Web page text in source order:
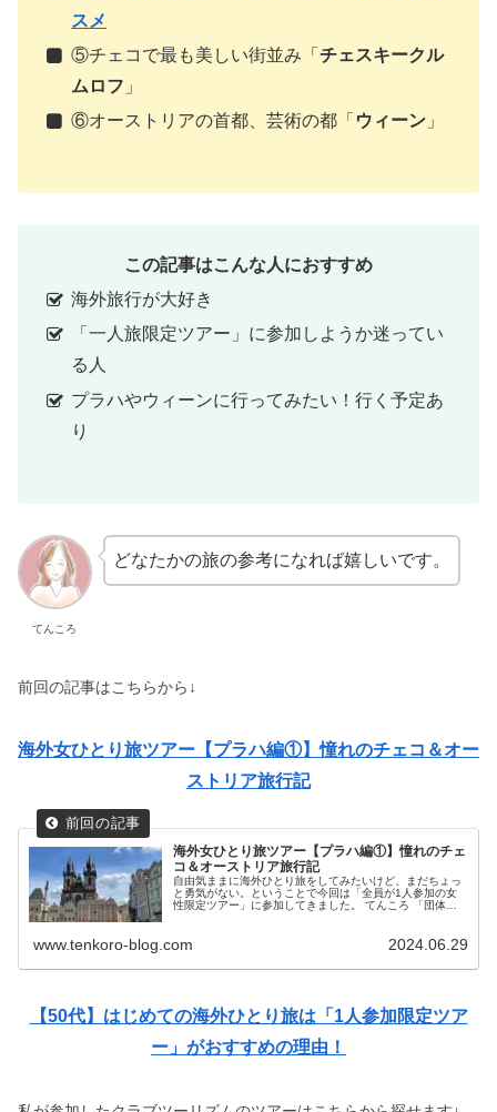
スメ
⑤チェコで最も美しい街並み「チェスキークル
ムロフ 」
⑥オーストリアの首都、芸術の都「 ウィーン 」
この記事はこんな人におすすめ
海外旅行が大好き
「一人旅限定ツアー」に参加しようか迷ってい
る人
プラハやウィーンに行ってみたい！行く予定あ
り
てんころ
どなたかの旅の参考になれば嬉しいです。
前回の記事はこちらから↓
海外女ひとり旅ツアー【プラハ編①】憧れのチェコ＆オー
ストリア旅行記
海外女ひとり旅ツアー【プラハ編①】憧れのチェ
コ＆オーストリア旅行記
自由気ままに海外ひとり旅をしてみたいけど、まだちょっ
と勇気がない。ということで今回は「全員が1人参加の女
性限定ツアー」に参加してきました。 てんころ 「団体旅
www.tenkoro-blog.com 2024.06.29
【50代】はじめての海外ひとり旅は「1人参加限定ツア
ー」がおすすめの理由！